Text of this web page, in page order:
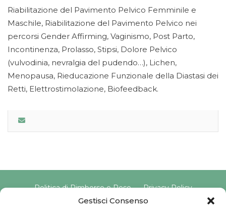
Gestisci Consenso
Riabilitazione del Pavimento Pelvico Femminile e
Maschile, Riabilitazione del Pavimento Pelvico nei
percorsi Gender Affirming, Vaginismo, Post Parto,
Incontinenza, Prolasso, Stipsi, Dolore Pelvico
(vulvodinia, nevralgia del pudendo…), Lichen,
Menopausa, Rieducazione Funzionale della Diastasi dei
Retti, Elettrostimolazione, Biofeedback.
Politica di Rimborso e Reso
Privacy Policy
Cookie Policy